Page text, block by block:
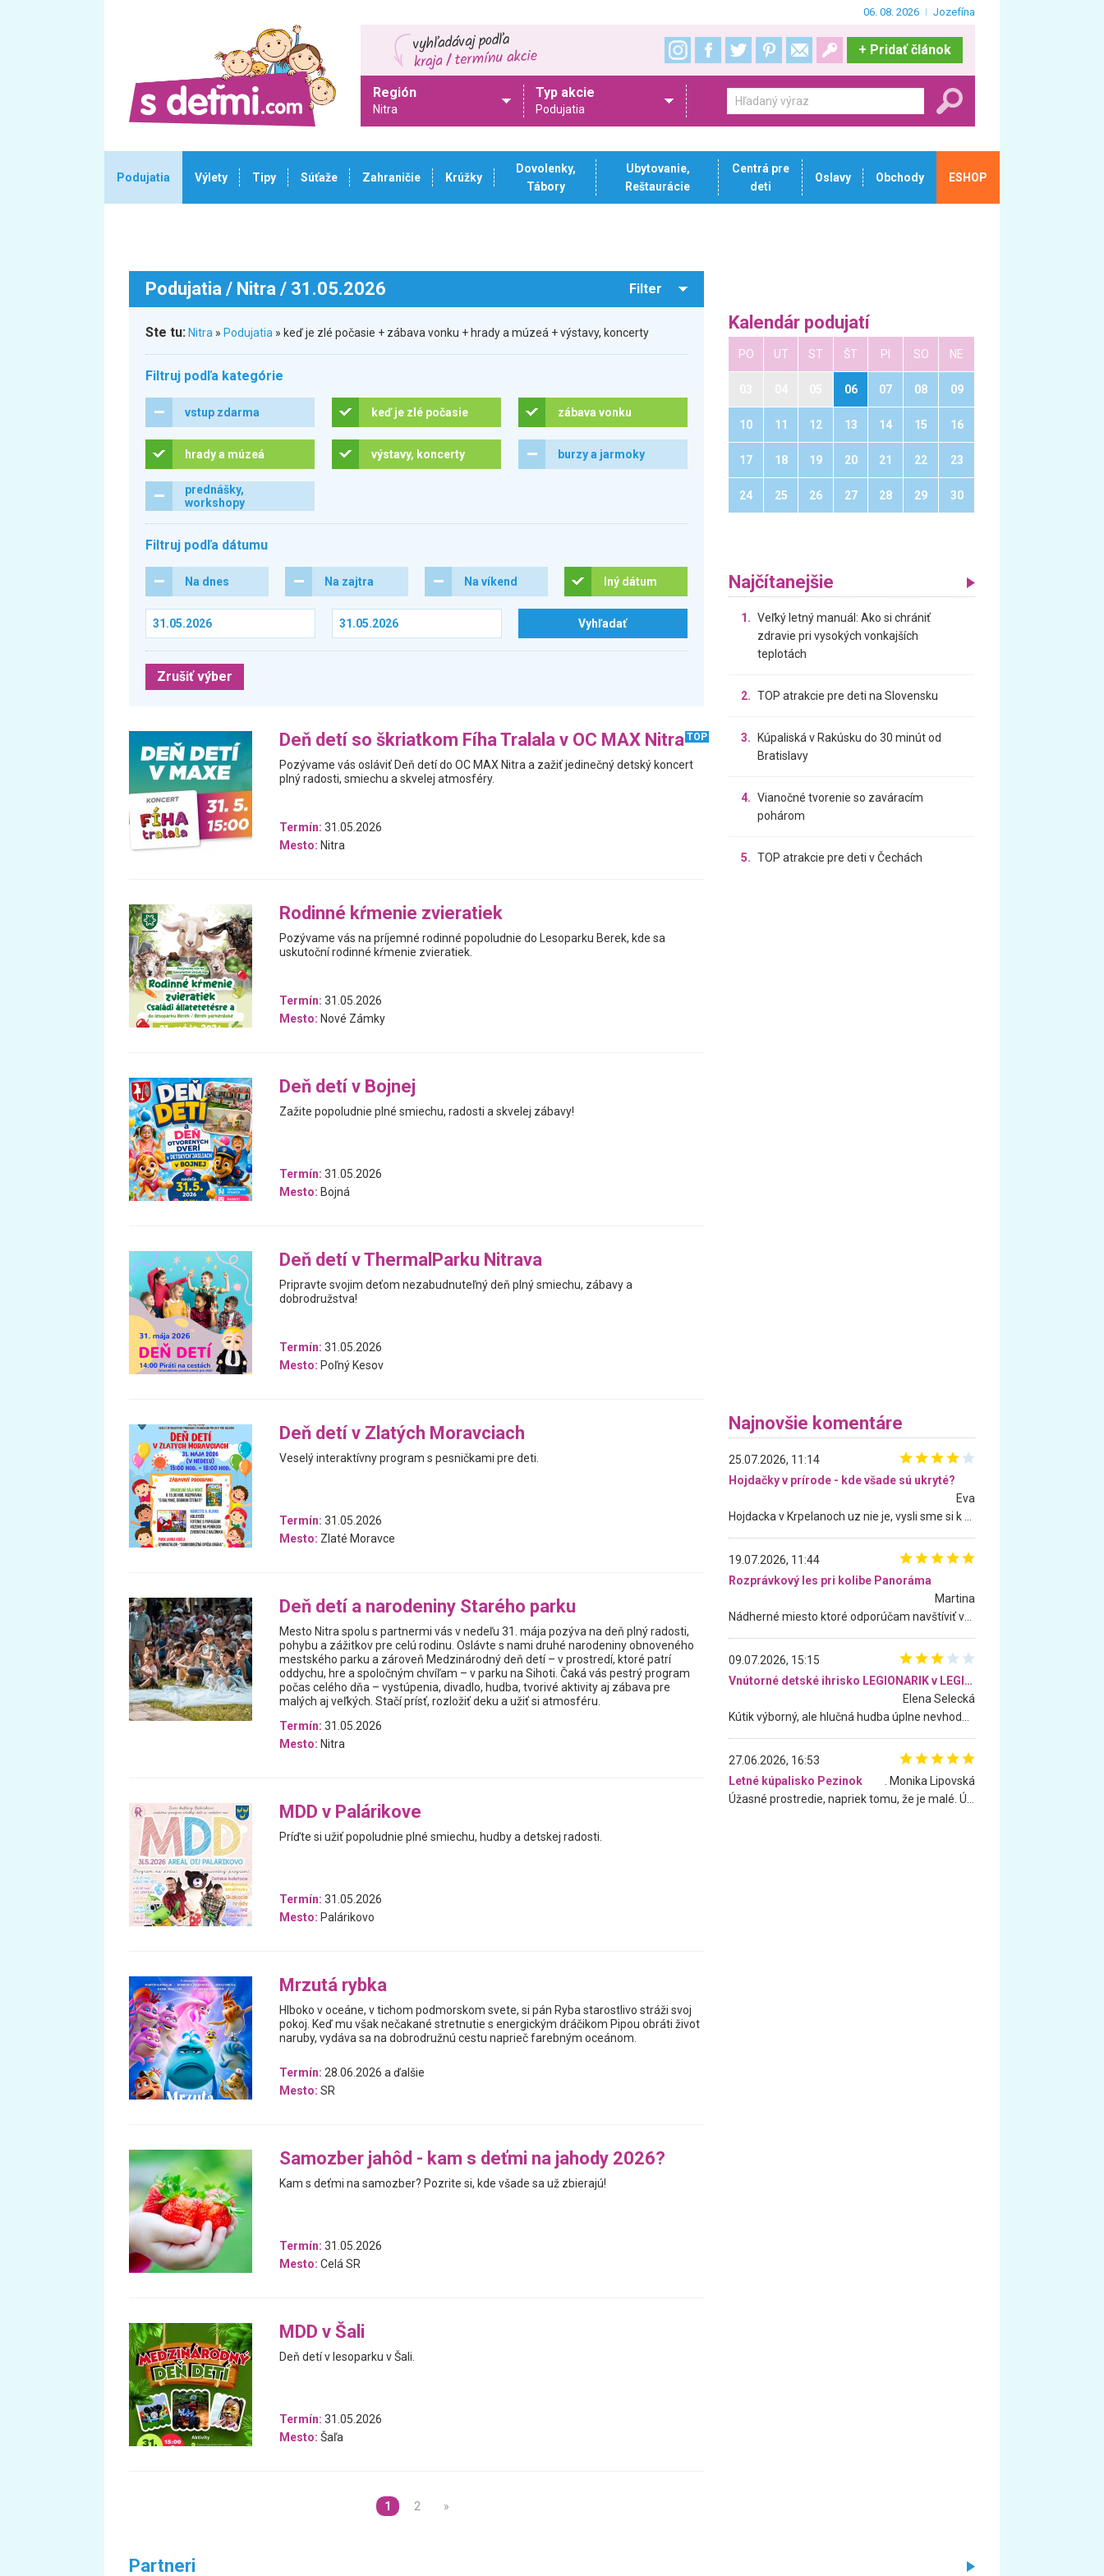
06. 08. 2026 Jozefína
+ Pridať článok
Región
Nitra
Typ akcie
Podujatia
Podujatia Výlety Tipy Súťaže Zahraničie Krúžky
Dovolenky,
Tábory
Ubytovanie,
Reštaurácie
Centrá pre
deti
Oslavy Obchody ESHOP
Podujatia / Nitra / 31.05.2026 Filter
Ste tu: Nitra » Podujatia » keď je zlé počasie + zábava vonku + hrady a múzeá + výstavy, koncerty
Filtruj podľa kategórie
vstup zdarma keď je zlé počasie zábava vonku
hrady a múzeá výstavy, koncerty burzy a jarmoky
prednášky,
workshopy
Filtruj podľa dátumu
Na dnes Na zajtra Na víkend Iný dátum
Zrušiť výber
Deň detí so škriatkom Fíha Tralala v OC MAX Nitra TOP
Pozývame vás osláviť Deň detí do OC MAX Nitra a zažiť jedinečný detský koncert
plný radosti, smiechu a skvelej atmosféry.
Termín: 31.05.2026
Mesto: Nitra
Rodinné kŕmenie zvieratiek
Pozývame vás na príjemné rodinné popoludnie do Lesoparku Berek, kde sa
uskutoční rodinné kŕmenie zvieratiek.
Termín: 31.05.2026
Mesto: Nové Zámky
Deň detí v Bojnej
Zažite popoludnie plné smiechu, radosti a skvelej zábavy!
Termín: 31.05.2026
Mesto: Bojná
Deň detí v ThermalParku Nitrava
Pripravte svojim deťom nezabudnuteľný deň plný smiechu, zábavy a
dobrodružstva!
Termín: 31.05.2026
Mesto: Poľný Kesov
Deň detí v Zlatých Moravciach
Veselý interaktívny program s pesničkami pre deti.
Termín: 31.05.2026
Mesto: Zlaté Moravce
Deň detí a narodeniny Starého parku
Mesto Nitra spolu s partnermi vás v nedeľu 31. mája pozýva na deň plný radosti,
pohybu a zážitkov pre celú rodinu. Oslávte s nami druhé narodeniny obnoveného
mestského parku a zároveň Medzinárodný deň detí – v prostredí, ktoré patrí
oddychu, hre a spoločným chvíľam – v parku na Sihoti. Čaká vás pestrý program
počas celého dňa – vystúpenia, divadlo, hudba, tvorivé aktivity aj zábava pre
malých aj veľkých. Stačí prísť, rozložiť deku a užiť si atmosféru.
Termín: 31.05.2026
Mesto: Nitra
MDD v Palárikove
Príďte si užiť popoludnie plné smiechu, hudby a detskej radosti.
Termín: 31.05.2026
Mesto: Palárikovo
Mrzutá rybka
Hlboko v oceáne, v tichom podmorskom svete, si pán Ryba starostlivo stráži svoj
pokoj. Keď mu však nečakané stretnutie s energickým dráčikom Pipou obráti život
naruby, vydáva sa na dobrodružnú cestu naprieč farebným oceánom.
Termín: 28.06.2026 a ďalšie
Mesto: SR
Samozber jahôd - kam s deťmi na jahody 2026?
Kam s deťmi na samozber? Pozrite si, kde všade sa už zbierajú!
Termín: 31.05.2026
Mesto: Celá SR
MDD v Šali
Deň detí v lesoparku v Šali.
Termín: 31.05.2026
Mesto: Šaľa
1 2 »
Kalendár podujatí
PO UT ST ŠT PI SO NE
06 07 08 09
10 11 12 13 14 15 16
17 18 19 20 21 22 23
24 25 26 27 28 29 30
Najčítanejšie
1. Veľký letný manuál: Ako si chrániť
zdravie pri vysokých vonkajších
teplotách
2. TOP atrakcie pre deti na Slovensku
3.
Kúpaliská v Rakúsku do 30 minút od
Bratislavy
4. Vianočné tvorenie so zaváracím
pohárom
5. TOP atrakcie pre deti v Čechách
Najnovšie komentáre
25.07.2026, 11:14
Hojdačky v prírode - kde všade sú ukryté?
Eva
19.07.2026, 11:44
Rozprávkový les pri kolibe Panoráma
Martina
09.07.2026, 15:15
Vnútorné detské ihrisko LEGIONARIK v LEGIA Fitness
Elena Selecká
27.06.2026, 16:53
Letné kúpalisko Pezinok
. Monika Lipovská
Partneri